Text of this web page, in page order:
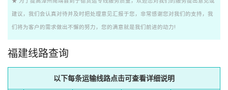
建议，我们会认真对待并及时把处理意见汇报于您，非常感谢您对我们的支持，我
们将为客户的需求做出不懈的努力，您的满意就是我们前进的动力!
福建线路查询
以下每条运输线路点击可查看详细说明